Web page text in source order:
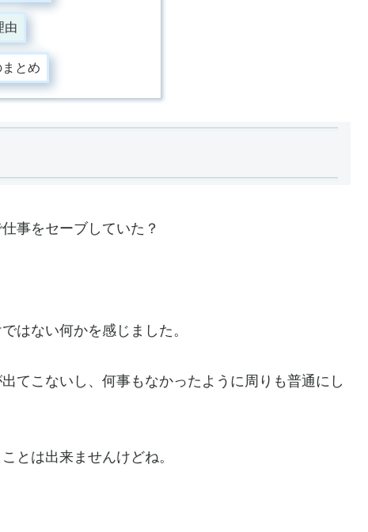
由
とめ
仕事をセーブしていた？
はない何かを感じました。
てこないし、何事もなかったように周りも普通にし
とは出来ませんけどね。